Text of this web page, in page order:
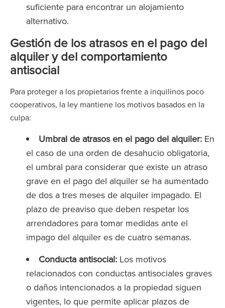
suficiente para encontrar un alojamiento
alternativo.
Gestión de los atrasos en el pago del
alquiler y del comportamiento
antisocial
Para proteger a los propietarios frente a inquilinos poco
cooperativos, la ley mantiene los motivos basados en la
culpa:
Umbral de atrasos en el pago del alquiler: En
el caso de una orden de desahucio obligatoria,
el umbral para considerar que existe un atraso
grave en el pago del alquiler se ha aumentado
de dos a tres meses de alquiler impagado. El
plazo de preaviso que deben respetar los
arrendadores para tomar medidas ante el
impago del alquiler es de cuatro semanas.
Conducta antisocial: Los motivos
relacionados con conductas antisociales graves
o daños intencionados a la propiedad siguen
vigentes, lo que permite aplicar plazos de